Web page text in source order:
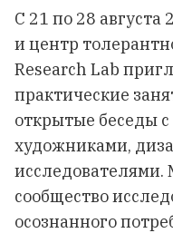
С 21 по 28 августа
и центр
Research Lab
практические
открытые беседы
художниками,
исследователями.
сообщество
осознанного